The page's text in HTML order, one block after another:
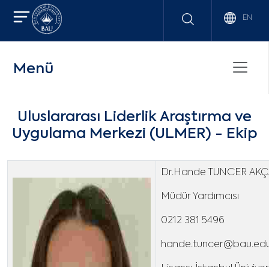
EN
Menü
Uluslararası Liderlik Araştırma ve
Uygulama Merkezi (ULMER) - Ekip
Dr.Hande TUNCER
Müdür Yardımcısı
0212 381 5496